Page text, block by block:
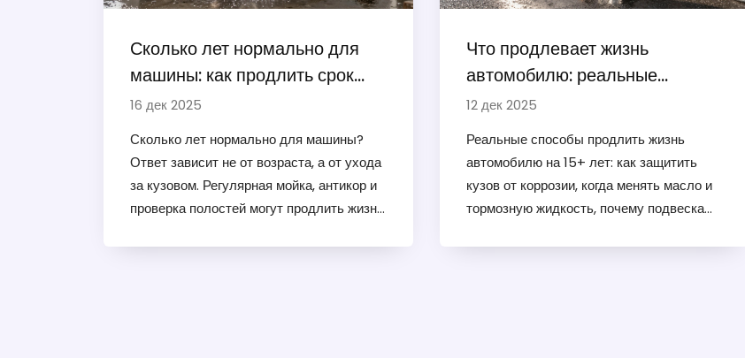
Сколько лет нормально для
машины: как продлить срок
службы кузова
16 дек 2025
Сколько лет нормально для машины?
Ответ зависит не от возраста, а от ухода
за кузовом. Регулярная мойка, антикор и
проверка полостей могут продлить жизнь
Что продлевает жизнь
автомобилю: реальные
способы сохранить кузов и
технику на 15+ лет
12 дек 2025
Реальные способы продлить жизнь
автомобилю на 15+ лет: как защитить
кузов от коррозии, когда менять масло и
тормозную жидкость, почему подвеска